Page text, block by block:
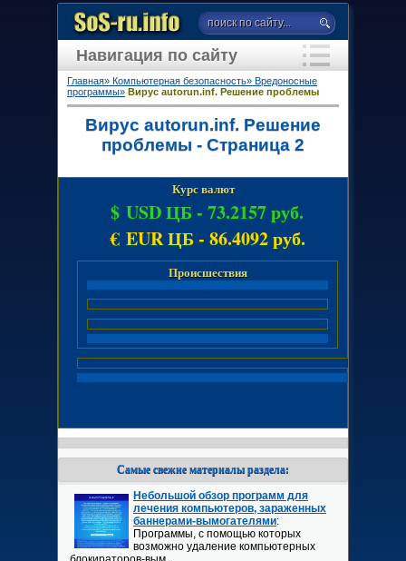
Главная» Компьютерная безопасность» Вредоносные
программы» Вирус autorun.inf. Решение проблемы
Вирус autorun.inf. Решение
проблемы - Страница 2
Курс валют
$ USD ЦБ - 73.2157 руб.
€ EUR ЦБ - 86.4092 руб.
Происшествия
Самые свежие материалы раздела:
Небольшой обзор программ для
лечения компьютеров, зараженных
баннерами-вымогателями:
Программы, с помощью которых
возможно удаление компьютерных
Навигация по сайту